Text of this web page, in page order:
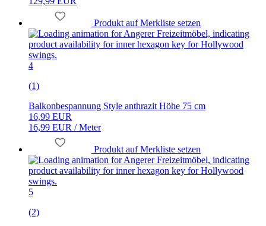
Produkt auf Merkliste setzen
4
(1)
Balkonbespannung Style anthrazit Höhe 75 cm
16,99 EUR
16,99 EUR / Meter
Produkt auf Merkliste setzen
5
(2)